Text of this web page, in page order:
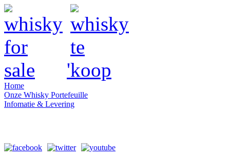
'
Home
Onze Whisky Portefeuille
Infomatie & Levering